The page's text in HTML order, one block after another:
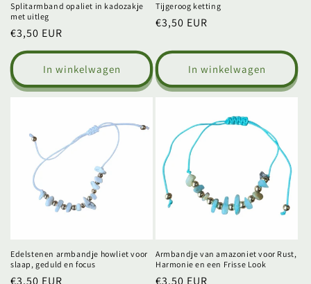
Splitarmband opaliet in kadozakje
met uitleg
Normale
prijs
€3,50 EUR
In winkelwagen
Tijgeroog ketting
Normale
€3,50 EUR
In winkelwagen
Edelstenen armbandje howliet voor
slaap, geduld en focus
Normale
€3,50 EUR
Armbandje van amazoniet voor Rust,
Harmonie en een Frisse Look
Normale
€3,50 EUR